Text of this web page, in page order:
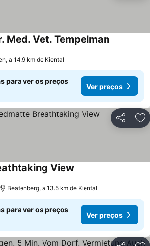
Med. Vet. Tempelman
a 14.9 km de Kiental
para ver os preços
Ver preços
Partilhar
View
Beatenberg, a 13.5 km de Kiental
para ver os preços
Ver preços